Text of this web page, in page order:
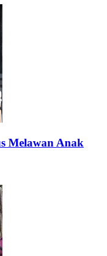
Melawan Anak